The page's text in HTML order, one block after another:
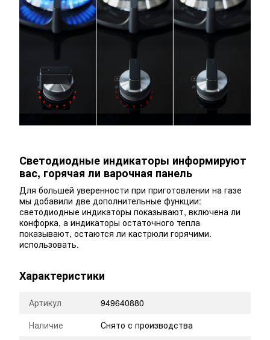
Светодиодные индикаторы информируют
вас, горячая ли варочная панель
Для большей уверенности при приготовлении на газе
мы добавили две дополнительные функции:
светодиодные индикаторы показывают, включена ли
конфорка, а индикаторы остаточного тепла
показывают, остаются ли кастрюли горячими.
использовать.
Характеристики
Артикул
949640880
Наличие
Снято с производства